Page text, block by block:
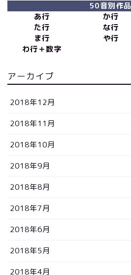
50音別作品
あ行
か行
た行
な行
ま行
や行
わ行＋数字
アーカイブ
2018年12月
2018年11月
2018年10月
2018年9月
2018年8月
2018年7月
2018年6月
2018年5月
2018年4月